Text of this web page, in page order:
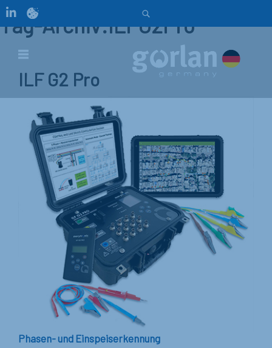
Tag-Archiv:ILFG2Pro
ILF G2 Pro
Phasen- und Einspeiserkennung